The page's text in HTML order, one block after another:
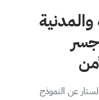
جسر
عن النموذج